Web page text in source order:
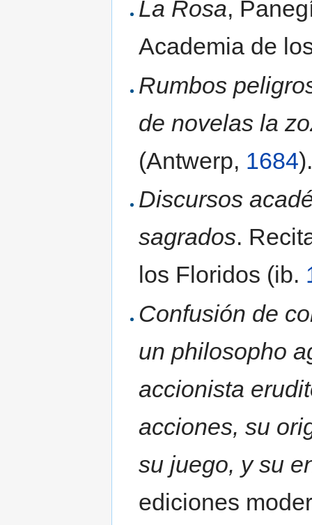
La Rosa,
Academia de
Rumbos
de novelas la
(Antwerp, 1684
Discursos
sagrados.
los Floridos (ib.
Confusión de
un philosopho
accionista
acciones, su
su juego, y su
ediciones